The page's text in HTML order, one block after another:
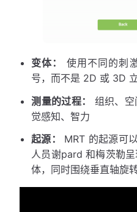
变体：
使用不同的刺
号，而不是 2D 或 3D 立
测量的过程：
组织、
觉感知、智力
起源：
MRT 的起源可
人员谢pard 和梅茨勒
体，同时围绕垂直轴旋转